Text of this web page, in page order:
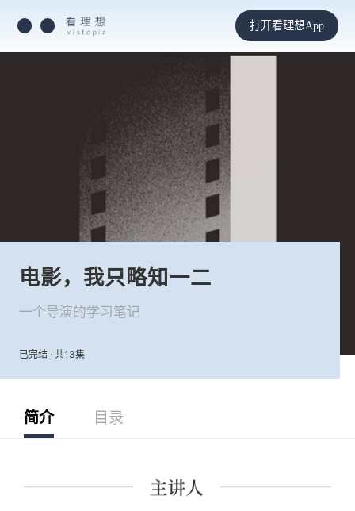
打开看理想App
电影，我只略知一二
一个导演的学习笔记
已完结 · 共13集
简介 目录